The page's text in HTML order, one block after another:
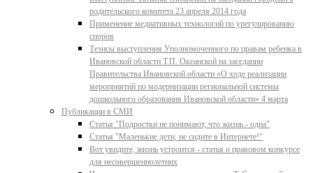
родительского комитета 23 апреля 2014 года
Применение медиативных технологий по урегулированию
споров
Тезисы выступления Уполномоченного по правам ребенка в
Ивановской области Т.П. Океанской на заседании
Правительства Ивановской области «О ходе реализации
мероприятий по модернизации региональной системы
дошкольного образования Ивановской области» 4 марта
Публикации в СМИ
Статья "Подростки не понимают, что жизнь - одна"
Статья "Маленькие дети, не сидите в Интернете!"
Вот увидите, жизнь устроится - статья о правовом конкурсе
для несовершеннолетних